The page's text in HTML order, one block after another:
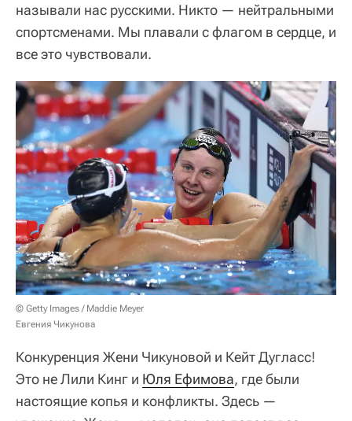
называли нас русскими. Никто — нейтральными
спортсменами. Мы плавали с флагом в сердце, и
все это чувствовали.
© Getty Images / Maddie Meyer
Евгения Чикунова
Конкуренция Жени Чикуновой и Кейт Дугласс!
Это не Лили Кинг и Юля Ефимова, где были
настоящие копья и конфликты. Здесь —